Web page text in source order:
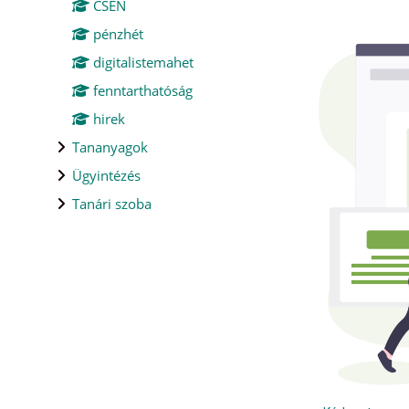
CSÉN
pénzhét
digitalistemahet
fenntarthatóság
hirek
Tananyagok
Ügyintézés
Tanári szoba